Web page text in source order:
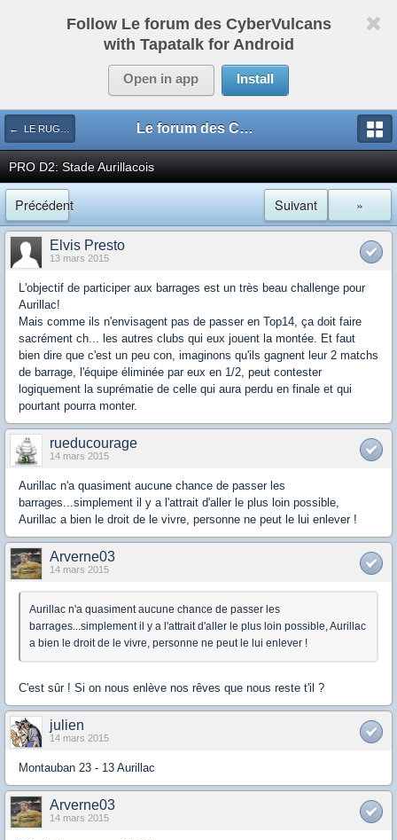
Follow Le forum des CyberVulcans
with Tapatalk for Android
Open in app Install
← LE RUGBY DE CHEZ NOUS Le forum des CyberVulcans
PRO D2: Stade Aurillacois
Précédent »
Suivant
Elvis Presto
13 mars 2015
L'objectif de participer aux barrages est un très beau challenge pour
Aurillac!
Mais comme ils n'envisagent pas de passer en Top14, ça doit faire
sacrément ch... les autres clubs qui eux jouent la montée. Et faut
bien dire que c'est un peu con, imaginons qu'ils gagnent leur 2 matchs
de barrage, l'équipe éliminée par eux en 1/2, peut contester
logiquement la suprématie de celle qui aura perdu en finale et qui
pourtant pourra monter.
rueducourage
14 mars 2015
Aurillac n'a quasiment aucune chance de passer les
barrages...simplement il y a l'attrait d'aller le plus loin possible,
Aurillac a bien le droit de le vivre, personne ne peut le lui enlever !
Arverne03
14 mars 2015
Aurillac n'a quasiment aucune chance de passer les
barrages...simplement il y a l'attrait d'aller le plus loin possible, Aurillac
a bien le droit de le vivre, personne ne peut le lui enlever !
C'est sûr ! Si on nous enlève nos rêves que nous reste t'il ?
julien
14 mars 2015
Montauban 23 - 13 Aurillac
Arverne03
14 mars 2015